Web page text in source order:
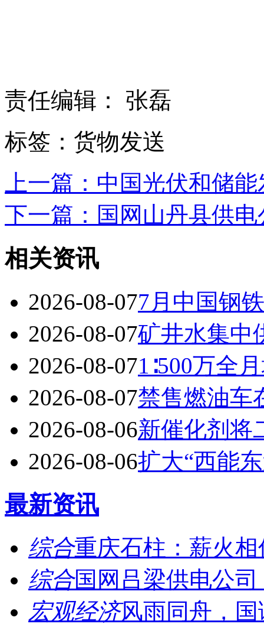
责任编辑： 张磊
标签：货物发送
上一篇：中国光伏和储
下一篇：国网山丹县供
相关资讯
2026-08-077月中国钢
2026-08-07矿井水集中
2026-08-071∶500万全
2026-08-07禁售燃油车
2026-08-06新催化剂将
2026-08-06扩大“西能
最新资讯
综合重庆石柱：薪火
综合国网吕梁供电公
宏观经济风雨同舟，